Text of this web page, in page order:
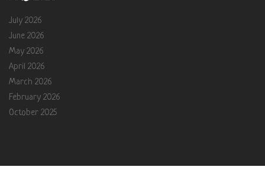
July 2026
June 2026
May 2026
April 2026
March 2026
February 2026
October 2025